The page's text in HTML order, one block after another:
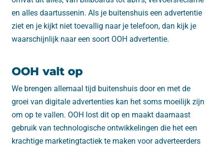
en alles daartussenin. Als je buitenshuis een advertentie
ziet en je kijkt niet toevallig naar je telefoon, dan kijk je
waarschijnlijk naar een soort OOH advertentie.
OOH valt op
We brengen allemaal tijd buitenshuis door en met de
groei van digitale advertenties kan het soms moeilijk zijn
om op te vallen. OOH lost dit op en maakt daarnaast
gebruik van technologische ontwikkelingen die het een
krachtige marketingtactiek te maken voor adverteerders